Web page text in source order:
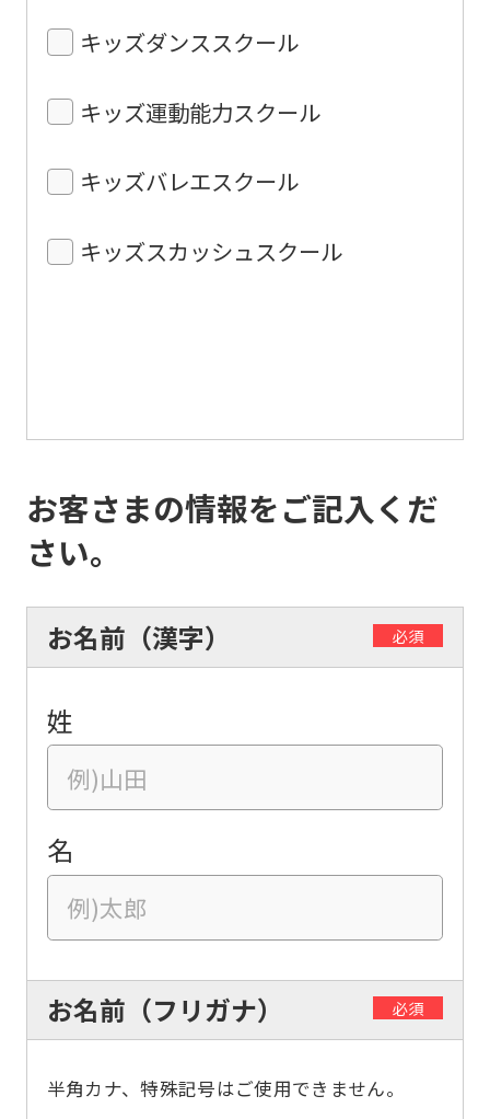
キッズダンススクール
キッズ運動能力スクール
キッズバレエスクール
キッズスカッシュスクール
お客さまの情報をご記入くだ
さい。
お名前（漢字） 必須
姓
名
お名前（フリガナ） 必須
半角カナ、特殊記号はご使用できません。